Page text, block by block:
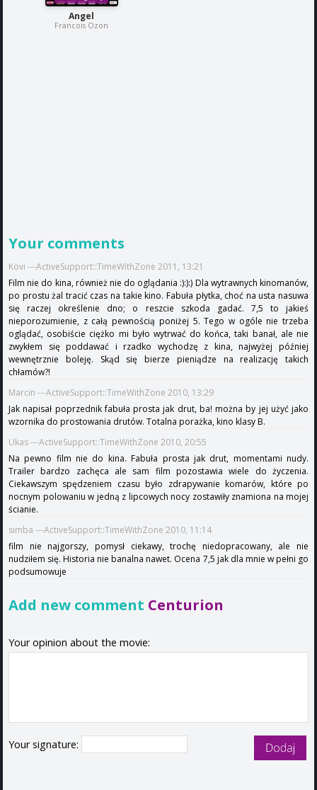
Angel
Francois Ozon
Your comments
Kovi ---ActiveSupport::TimeWithZone 2011, 13:21
Film nie do kina, również nie do oglądania :):):) Dla wytrawnych kinomanów,
po prostu żal tracić czas na takie kino. Fabuła płytka, choć na usta nasuwa
się raczej określenie dno; o reszcie szkoda gadać. 7,5 to jakieś
nieporozumienie, z całą pewnością poniżej 5. Tego w ogóle nie trzeba
oglądać, osobiście ciężko mi było wytrwać do końca, taki banał, ale nie
zwykłem się poddawać i rzadko wychodzę z kina, najwyżej później
wewnętrznie boleję. Skąd się bierze pieniądze na realizację takich
chłamów?!
Marcin ---ActiveSupport::TimeWithZone 2010, 13:29
Jak napisał poprzednik fabuła prosta jak drut, ba! można by jej użyć jako
wzornika do prostowania drutów. Totalna porażka, kino klasy B.
Ukas ---ActiveSupport::TimeWithZone 2010, 20:55
Na pewno film nie do kina. Fabuła prosta jak drut, momentami nudy.
Trailer bardzo zachęca ale sam film pozostawia wiele do życzenia.
Ciekawszym spędzeniem czasu było zdrapywanie komarów, które po
nocnym polowaniu w jedną z lipcowych nocy zostawiły znamiona na mojej
ścianie.
simba ---ActiveSupport::TimeWithZone 2010, 11:14
film nie najgorszy, pomysł ciekawy, trochę niedopracowany, ale nie
nudziłem się. Historia nie banalna nawet. Ocena 7,5 jak dla mnie w pełni go
podsumowuje
Add new comment Centurion
Your opinion about the movie:
Your signature: